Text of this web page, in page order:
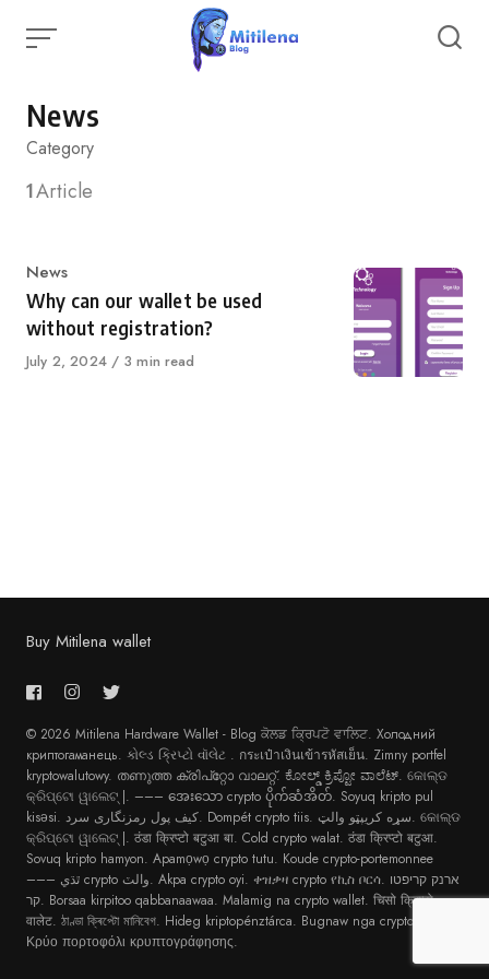
News
Category
1Article
Category
News
Why can our wallet be used
without registration?
Published
July 2, 2024 3 min read
Buy Mitilena wallet
© 2026 Mitilena Hardware Wallet - Blog ਕੋਲਡ ਕ੍ਰਿਪਟੋ ਵਾਲਿਟ. Холодний
криптогаманець. કોલ્ડ ક્રિપ્ટો વૉલેટ . กระเป๋าเงินเข้ารหัสเย็น. Zimny portfel
kryptowalutowy. തണുത്ത ക്രിപ്റ്റോ വാലറ്റ്. ಕೋಲ್ಡ್ ಕ್ರಿಪ್ಟೋ ವಾಲೆಟ್. କୋଲ୍ଡ
କ୍ରିପ୍ଟୋ ୱାଲେଟ୍ |. ––– အေးသော crypto ပိုက်ဆံအိတ်. Soyuq kripto pul
kisəsi. کیف پول رمزنگاری سرد. Dompét crypto tiis. سړه کریپټو والټ. କୋଲ୍ଡ
କ୍ରିପ୍ଟୋ ୱାଲେଟ୍ |. ठंडा क्रिप्टो बटुआ बा. Cold crypto walat. ठंडा क्रिप्टो बटुआ.
Sovuq kripto hamyon. Apamọwọ crypto tutu. Koude crypto-portemonnee
–––
ٿڌي crypto والٽ. Akpa crypto oyi. ቀዝቃዛ crypto የኪስ ቦርሳ. ארנק קריפטו
קר. Borsaa kirpitoo qabbanaawaa. Malamig na crypto wallet. चिसो क्रिप्टो
वालेट. ঠাণ্ডা ক্ৰিপ্টো মানিবেগ. Hideg kriptopénztárca. Bugnaw nga crypto wallet
Κρύο πορτοφόλι κρυπτογράφησης.